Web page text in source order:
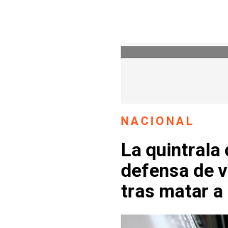
NACIONAL
La quintrala
defensa de
tras matar a